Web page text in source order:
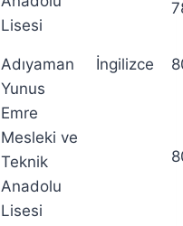
Lisesi
Adıyaman
Yunus
Emre
Mesleki ve
Teknik
Anadolu
Lisesi
İngilizce